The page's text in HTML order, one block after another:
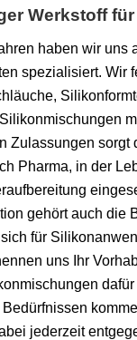
Werkstoff
haben wir uns
spezialisiert. Wir
Zulassungen sorgt
Pharma, in der
gehört auch die
für
uns Ihr
jederzeit